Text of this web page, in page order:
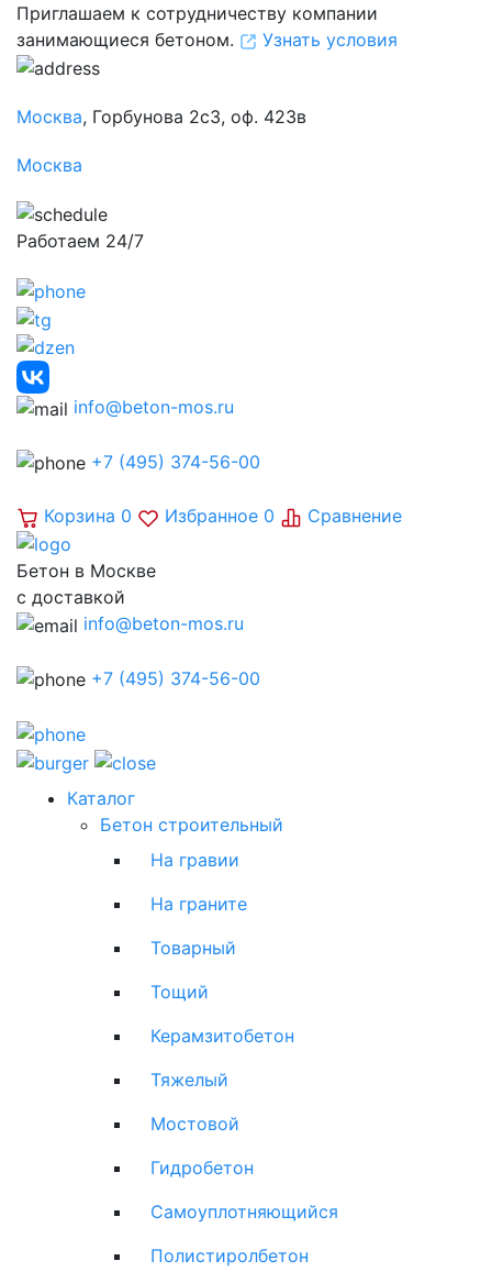
Приглашаем к сотрудничеству компании
занимающиеся бетоном.
Узнать условия
Москва, Горбунова 2с3, оф. 423в
Москва
Работаем 24/7
info@beton-mos.ru
+7 (495) 374-56-00
Корзина 0 Избранное 0 Сравнение
Бетон в Москве
с доставкой
info@beton-mos.ru
+7 (495) 374-56-00
Каталог
Бетон строительный
На гравии
На граните
Товарный
Тощий
Керамзитобетон
Тяжелый
Мостовой
Гидробетон
Самоуплотняющийся
Полистиролбетон